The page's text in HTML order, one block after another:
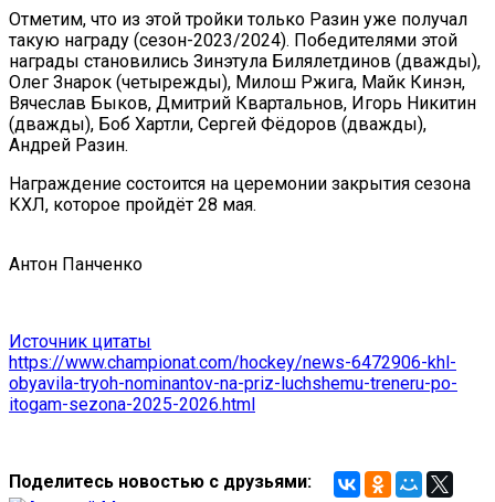
Отметим, что из этой тройки только Разин уже получал
такую награду (сезон-2023/2024). Победителями этой
награды становились Зинэтула Билялетдинов (дважды),
Олег Знарок (четырежды), Милош Ржига, Майк Кинэн,
Вячеслав Быков, Дмитрий Квартальнов, Игорь Никитин
(дважды), Боб Хартли, Сергей Фёдоров (дважды),
Андрей Разин.
Награждение состоится на церемонии закрытия сезона
КХЛ, которое пройдёт 28 мая.
Антон Панченко
Источник цитаты
https://www.championat.com/hockey/news-6472906-khl-
obyavila-tryoh-nominantov-na-priz-luchshemu-treneru-po-
itogam-sezona-2025-2026.html
Поделитесь новостью с друзьями: